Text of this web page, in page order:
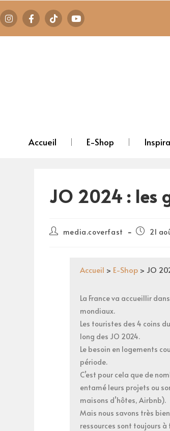
Accueil E-Shop
JO 2024 : les
media.coverfast 21
Accueil > E-Shop > JO
La France va accueillir
mondiaux.
Les touristes des 4 coins
long des JO 2024.
Le besoin en logements
période.
C’est pour cela que de
entamé leurs projets ou
maisons d’hôtes, Airbnb).
Mais nous savons très
ressources sont toujours à